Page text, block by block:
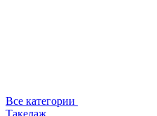
Все категории
Такелаж